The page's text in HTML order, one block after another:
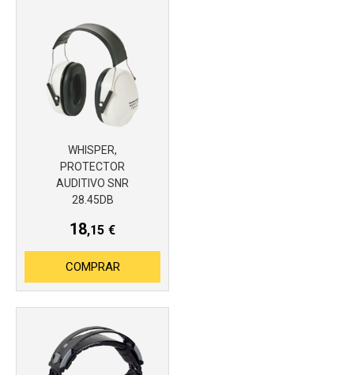
WHISPER,
PROTECTOR
AUDITIVO SNR
28.45DB
18,15 €
COMPRAR
Más info